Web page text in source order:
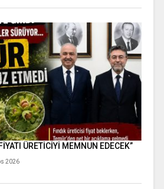
ÜRETİCİYİ MEMNUN EDECEK”
2026